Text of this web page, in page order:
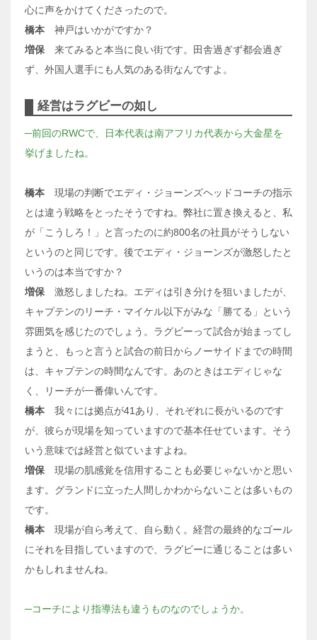
心に声をかけてくださったので。
橋本 神戸はいかがですか？
増保 来てみると本当に良い街です。田舎過ぎず都会過ぎ
ず、外国人選手にも人気のある街なんですよ。
経営はラグビーの如し
─前回のRWCで、日本代表は南アフリカ代表から大金星を
挙げましたね。
橋本 現場の判断でエディ・ジョーンズヘッドコーチの指示
とは違う戦略をとったそうですね。弊社に置き換えると、私
が「こうしろ！」と言ったのに約800名の社員がそうしない
というのと同じです。後でエディ・ジョーンズが激怒したと
いうのは本当ですか？
増保 激怒しましたね。エディは引き分けを狙いましたが、
キャプテンのリーチ・マイケル以下がみな「勝てる」という
雰囲気を感じたのでしょう。ラグビーって試合が始まってし
まうと、もっと言うと試合の前日からノーサイドまでの時間
は、キャプテンの時間なんです。あのときはエディじゃな
く、リーチが一番偉いんです。
橋本 我々には拠点が41あり、それぞれに長がいるのです
が、彼らが現場を知っていますので基本任せています。そう
いう意味では経営と似ていますよね。
増保 現場の肌感覚を信用することも必要じゃないかと思い
ます。グランドに立った人間しかわからないことは多いもの
です。
橋本 現場が自ら考えて、自ら動く。経営の最終的なゴール
にそれを目指していますので、ラグビーに通じることは多い
かもしれませんね。
─コーチにより指導法も違うものなのでしょうか。